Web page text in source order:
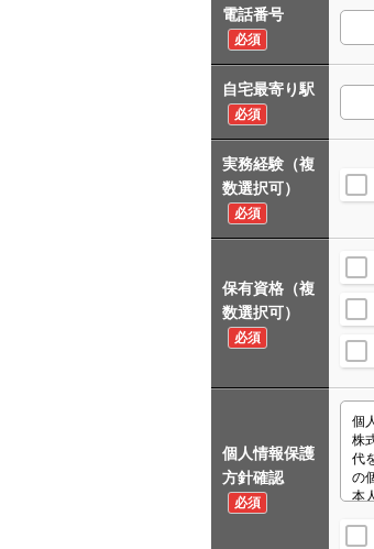
電話番号
必須
自宅最寄り駅
必須
実務経験（複
数選択可）
必須
保有資格（複
数選択可）
必須
個人情報保護
方針確認
必須